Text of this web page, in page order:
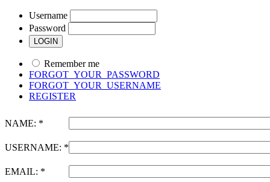
Username
Password
Remember me
FORGOT_YOUR_PASSWORD
FORGOT_YOUR_USERNAME
REGISTER
NAME: *
USERNAME: *
EMAIL: *